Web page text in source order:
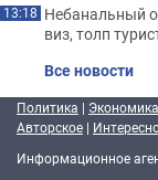
13:18 Небанальный
виз, толп
Все новости
Политика | Экономика
Авторское |
Информационное